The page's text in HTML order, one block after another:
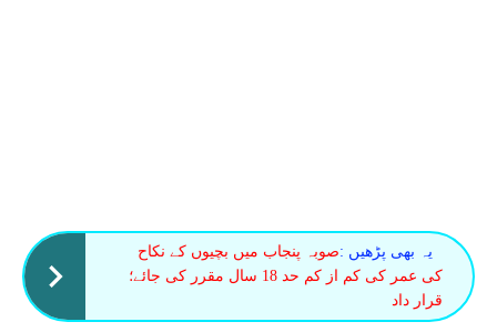
یہ بھی پڑھیں :صوبہ پنجاب میں بچیوں کے نکاح
کی عمر کی کم از کم حد 18 سال مقرر کی جائے؛
قرار داد